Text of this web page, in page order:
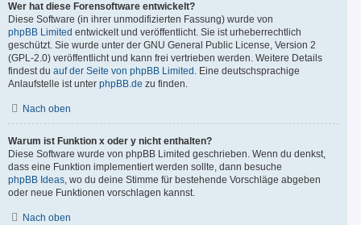
Wer hat diese Forensoftware entwickelt?
Diese Software (in ihrer unmodifizierten Fassung) wurde von
phpBB Limited entwickelt und veröffentlicht. Sie ist urheberrechtlich
geschützt. Sie wurde unter der GNU General Public License, Version 2
(GPL-2.0) veröffentlicht und kann frei vertrieben werden. Weitere Details
findest du auf der Seite von phpBB Limited . Eine deutschsprachige
Anlaufstelle ist unter phpBB.de zu finden.
Nach oben
Warum ist Funktion x oder y nicht enthalten?
Diese Software wurde von phpBB Limited geschrieben. Wenn du denkst,
dass eine Funktion implementiert werden sollte, dann besuche
phpBB Ideas, wo du deine Stimme für bestehende Vorschläge abgeben
oder neue Funktionen vorschlagen kannst.
Nach oben